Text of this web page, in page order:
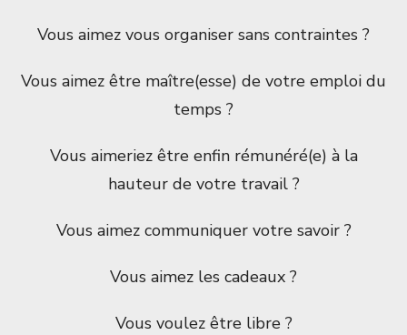
Vous aimez vous organiser sans contraintes ?
Vous aimez être maître(esse) de votre emploi du
temps ?
Vous aimeriez être enfin rémunéré(e) à la
hauteur de votre travail ?
Vous aimez communiquer votre savoir ?
Vous aimez les cadeaux ?
Vous voulez être libre ?